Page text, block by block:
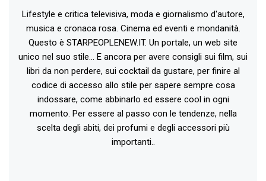
Lifestyle e critica televisiva, moda e giornalismo d'autore,
musica e cronaca rosa. Cinema ed eventi e mondanità.
Questo è STARPEOPLENEW.IT. Un portale, un web site
unico nel suo stile... E ancora per avere consigli sui film, sui
libri da non perdere, sui cocktail da gustare, per finire al
codice di accesso allo stile per sapere sempre cosa
indossare, come abbinarlo ed essere cool in ogni
momento. Per essere al passo con le tendenze, nella
scelta degli abiti, dei profumi e degli accessori più
importanti..